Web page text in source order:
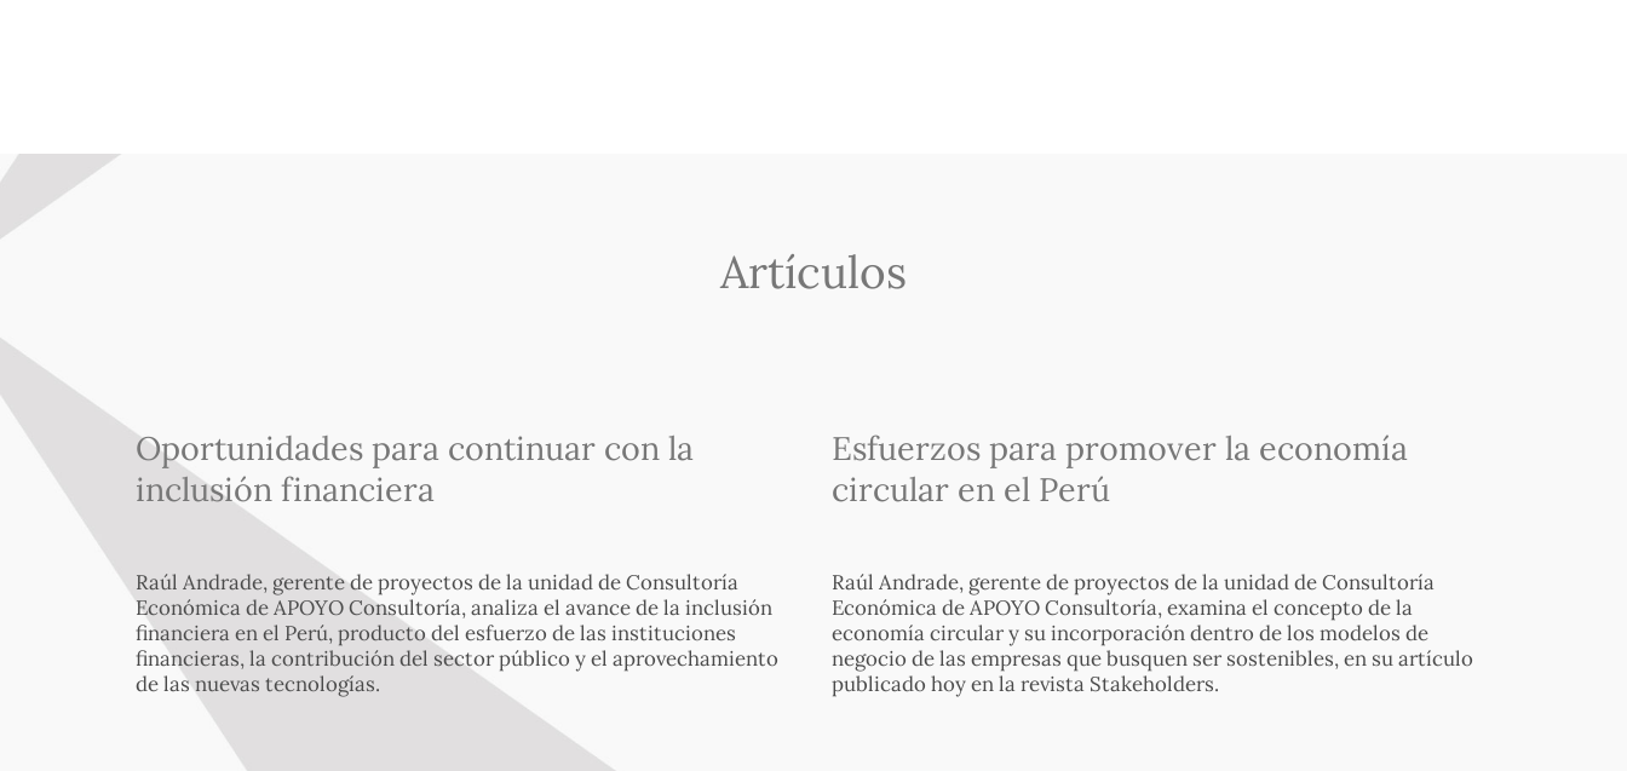
Artículos
Oportunidades para continuar con la
inclusión financiera
Raúl Andrade, gerente de proyectos de la unidad de Consultoría
Económica de APOYO Consultoría, analiza el avance de la inclusión
financiera en el Perú, producto del esfuerzo de las instituciones
financieras, la contribución del sector público y el aprovechamiento
de las nuevas tecnologías.
Esfuerzos para promover la economía
circular en el Perú
Raúl Andrade, gerente de proyectos de la unidad de Consultoría
Económica de APOYO Consultoría, examina el concepto de la
economía circular y su incorporación dentro de los modelos de
negocio de las empresas que busquen ser sostenibles, en su artículo
publicado hoy en la revista Stakeholders.